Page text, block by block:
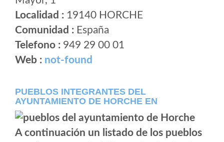
Localidad : 19140 HORCHE
Comunidad : España
Telefono : 949 29 00 01
Web : not-found
PUEBLOS INTEGRANTES DEL
AYUNTAMIENTO DE HORCHE EN
A continuación un listado de los pueblos